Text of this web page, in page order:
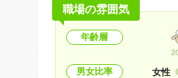
職場の雰囲気
年齢層
男女比率 女性